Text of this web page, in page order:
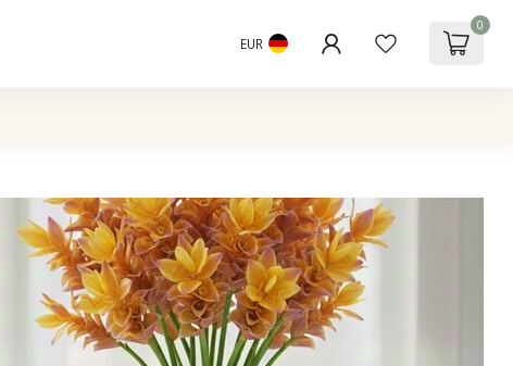
EUR
0